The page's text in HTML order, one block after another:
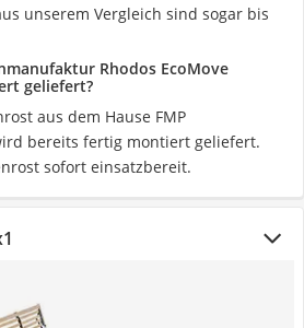
unserem Vergleich sind sogar bis
Rhodos EcoMove
geliefert?
aus dem Hause FMP
bereits fertig montiert geliefert.
sofort einsatzbereit.